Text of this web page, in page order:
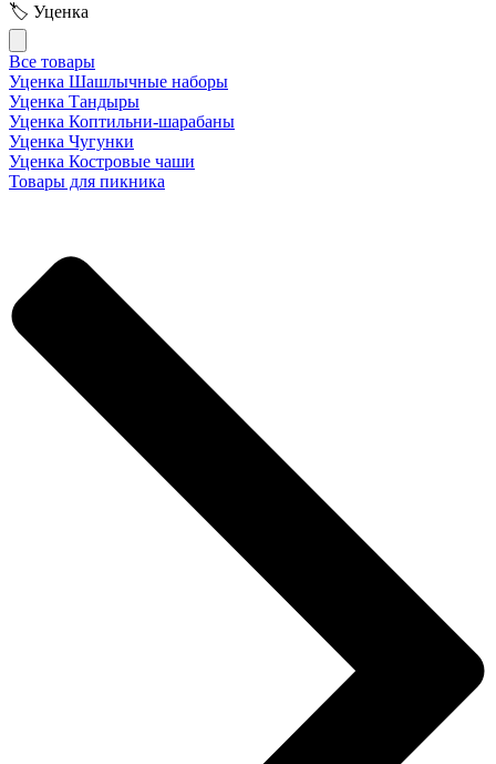
🏷 Уценка
Все товары
Уценка Шашлычные наборы
Уценка Тандыры
Уценка Коптильни-шарабаны
Уценка Чугунки
Уценка Костровые чаши
Товары для пикника